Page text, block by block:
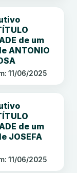
de um
ANTONIO
11/06/2025
de um
JOSEFA
11/06/2025